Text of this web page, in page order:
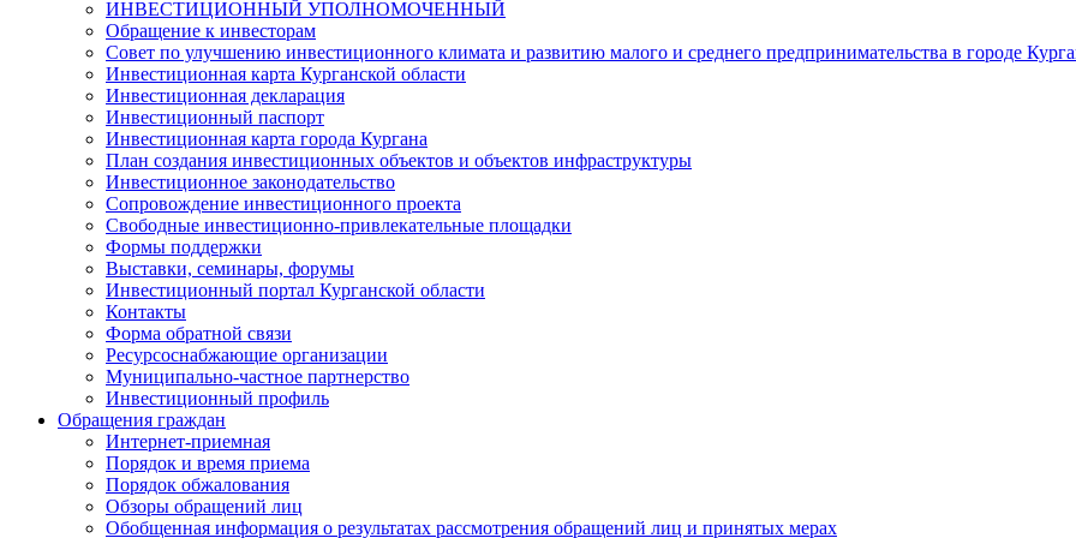
ИНВЕСТИЦИОННЫЙ УПОЛНОМОЧЕННЫЙ
Обращение к инвесторам
Совет по улучшению инвестиционного климата и развитию малого и среднего предпринимательства в городе
Инвестиционная карта Курганской области
Инвестиционная декларация
Инвестиционный паспорт
Инвестиционная карта города Кургана
План создания инвестиционных объектов и объектов инфраструктуры
Инвестиционное законодательство
Сопровождение инвестиционного проекта
Свободные инвестиционно-привлекательные площадки
Формы поддержки
Выставки, семинары, форумы
Инвестиционный портал Курганской области
Контакты
Форма обратной связи
Ресурсоснабжающие организации
Муниципально-частное партнерство
Инвестиционный профиль
Обращения граждан
Интернет-приемная
Порядок и время приема
Порядок обжалования
Обзоры обращений лиц
Обобщенная информация о результатах рассмотрения обращений лиц и принятых мерах